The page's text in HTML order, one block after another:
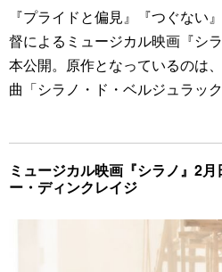
『プライドと偏見』『つぐない
督によるミュージカル映画『シ
本公開。原作となっているのは
曲「シラノ・ド・ベルジュラック
ミュージカル映画『シラノ』2
ー・ディンクレイジ